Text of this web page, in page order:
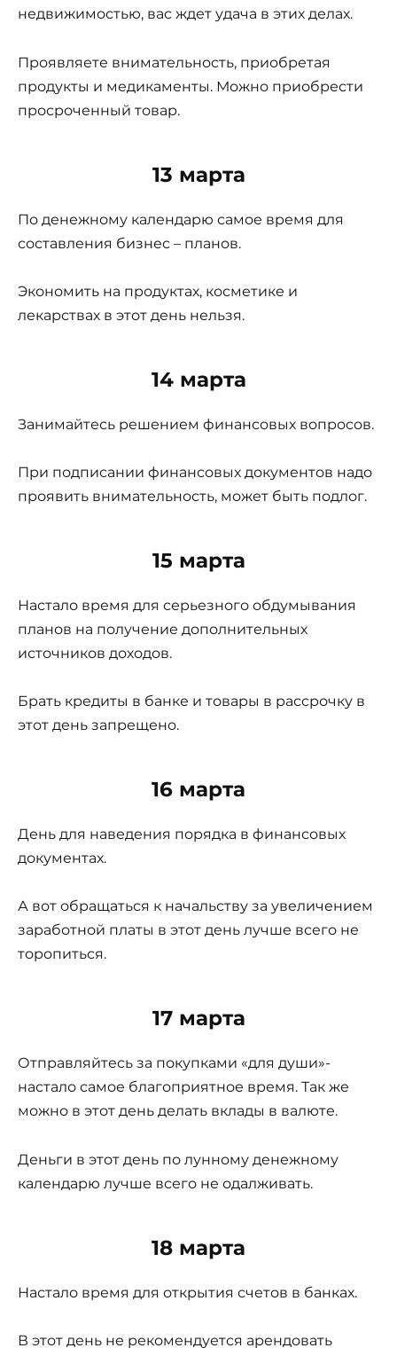
недвижимостью, вас ждет удача в этих делах.
Проявляете внимательность, приобретая
продукты и медикаменты. Можно приобрести
просроченный товар.
13 марта
По денежному календарю самое время для
составления бизнес – планов.
Экономить на продуктах, косметике и
лекарствах в этот день нельзя.
14 марта
Занимайтесь решением финансовых вопросов.
При подписании финансовых документов надо
проявить внимательность, может быть подлог.
15 марта
Настало время для серьезного обдумывания
планов на получение дополнительных
источников доходов.
Брать кредиты в банке и товары в рассрочку в
этот день запрещено.
16 марта
День для наведения порядка в финансовых
документах.
А вот обращаться к начальству за увеличением
заработной платы в этот день лучше всего не
торопиться.
17 марта
Отправляйтесь за покупками «для души»-
настало самое благоприятное время. Так же
можно в этот день делать вклады в валюте.
Деньги в этот день по лунному денежному
календарю лучше всего не одалживать.
18 марта
Настало время для открытия счетов в банках.
В этот день не рекомендуется арендовать